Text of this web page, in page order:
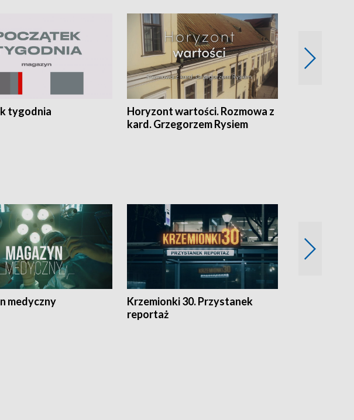
tygodnia
Horyzont wartości. Rozmowa z
kard. Grzegorzem Rysiem
medyczny
Krzemionki 30. Przystanek
reportaż